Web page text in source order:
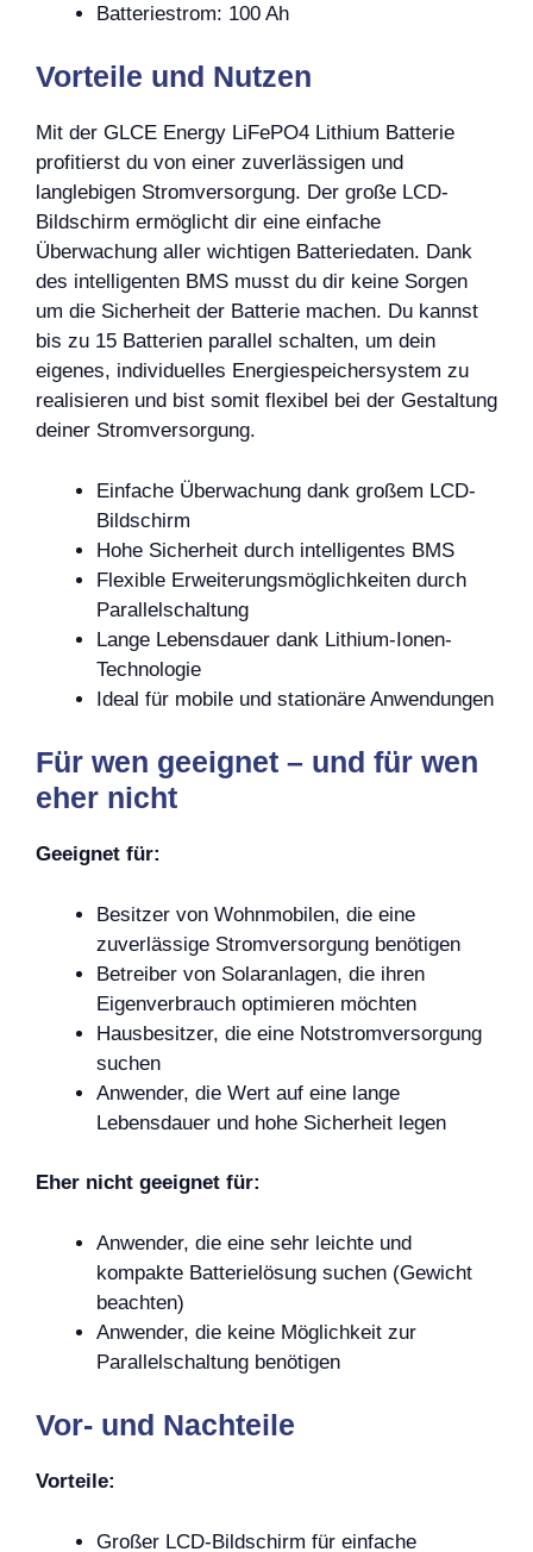
Batteriestrom: 100 Ah
Vorteile und Nutzen
Mit der GLCE Energy LiFePO4 Lithium Batterie
profitierst du von einer zuverlässigen und
langlebigen Stromversorgung. Der große LCD-
Bildschirm ermöglicht dir eine einfache
Überwachung aller wichtigen Batteriedaten. Dank
des intelligenten BMS musst du dir keine Sorgen
um die Sicherheit der Batterie machen. Du kannst
bis zu 15 Batterien parallel schalten, um dein
eigenes, individuelles Energiespeichersystem zu
realisieren und bist somit flexibel bei der Gestaltung
deiner Stromversorgung.
Einfache Überwachung dank großem LCD-
Bildschirm
Hohe Sicherheit durch intelligentes BMS
Flexible Erweiterungsmöglichkeiten durch
Parallelschaltung
Lange Lebensdauer dank Lithium-Ionen-
Technologie
Ideal für mobile und stationäre Anwendungen
Für wen geeignet – und für wen
eher nicht
Geeignet für:
Besitzer von Wohnmobilen, die eine
zuverlässige Stromversorgung benötigen
Betreiber von Solaranlagen, die ihren
Eigenverbrauch optimieren möchten
Hausbesitzer, die eine Notstromversorgung
suchen
Anwender, die Wert auf eine lange
Lebensdauer und hohe Sicherheit legen
Eher nicht geeignet für:
Anwender, die eine sehr leichte und
kompakte Batterielösung suchen (Gewicht
beachten)
Anwender, die keine Möglichkeit zur
Parallelschaltung benötigen
Vor- und Nachteile
Vorteile:
Großer LCD-Bildschirm für einfache